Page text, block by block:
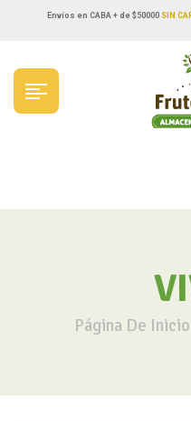
Envíos en CABA + de $50000SIN
Página De Inicio